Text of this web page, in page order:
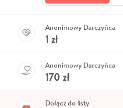
Anonimowy Darczyńca
1 zł
Anonimowy Darczyńca
170 zł
Dołącz do listy